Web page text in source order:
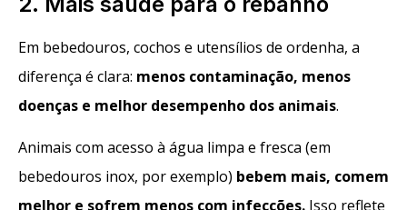
Em bebedouros, cochos e utensílios de ordenha, a
diferença é clara: menos contaminação, menos
doenças e melhor desempenho dos animais.
Animais com acesso à água limpa e fresca (em
bebedouros inox, por exemplo) bebem mais, comem
melhor e sofrem menos com infecções. Isso reflete